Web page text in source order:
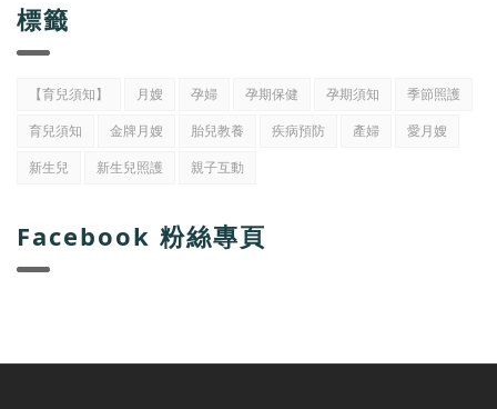
標籤
【育兒須知】 月嫂 孕婦 孕期保健 孕期須知
季節照護
育兒須知
金牌月嫂 胎兒教養 疾病預防 產婦
愛月嫂
新生兒
新生兒照護 親子互動
Facebook 粉絲專頁